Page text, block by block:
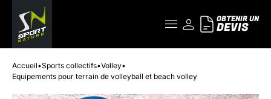
OBTENIR UN
DEVIS
Accueil•Sports collectifs•Volley•
Equipements pour terrain de volleyball et beach volley